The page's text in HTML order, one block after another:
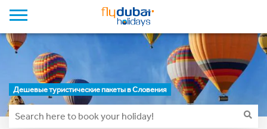
Дешевые туристические пакеты в Словения